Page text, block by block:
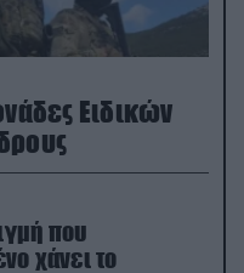
Ειδικών
που
χάνει το